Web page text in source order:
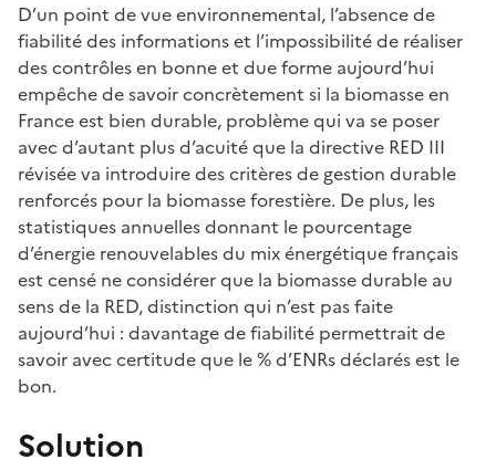
D’un point de vue environnemental, l’absence de
fiabilité des informations et l’impossibilité de réaliser
des contrôles en bonne et due forme aujourd’hui
empêche de savoir concrètement si la biomasse en
France est bien durable, problème qui va se poser
avec d’autant plus d’acuité que la directive RED III
révisée va introduire des critères de gestion durable
renforcés pour la biomasse forestière. De plus, les
statistiques annuelles donnant le pourcentage
d’énergie renouvelables du mix énergétique français
est censé ne considérer que la biomasse durable au
sens de la RED, distinction qui n’est pas faite
aujourd’hui : davantage de fiabilité permettrait de
savoir avec certitude que le % d’ENRs déclarés est le
bon.
Solution